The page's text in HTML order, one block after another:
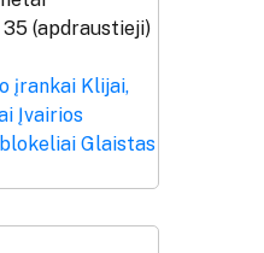
(apdraustieji)
įrankai Klijai,
Įvairios
Glaistas